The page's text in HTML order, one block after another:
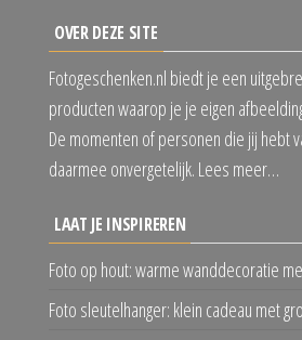
OVER DEZE SITE
Fotogeschenken.nl biedt je een
producten waarop je je eigen
De momenten of personen die jij hebt
daarmee onvergetelijk. Lees meer…
LAAT JE INSPIREREN
Foto op hout: warme wanddecoratie
Foto sleutelhanger: klein cadeau met